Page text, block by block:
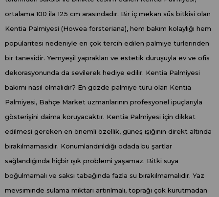
ortalama 100 ila 125 cm arasındadır. Bir iç mekan süs bitkisi olan
Kentia Palmiyesi (Howea forsteriana), hem bakım kolaylığı hem
popülaritesi nedeniyle en çok tercih edilen palmiye türlerinden
bir tanesidir. Yemyeşil yaprakları ve estetik duruşuyla ev ve ofis
dekorasyonunda da sevilerek hediye edilir. Kentia Palmiyesi
bakımı nasıl olmalıdır? En gözde palmiye türü olan Kentia
Palmiyesi, Bahçe Market uzmanlarının profesyonel ipuçlarıyla
gösterişini daima koruyacaktır. Kentia Palmiyesi için dikkat
edilmesi gereken en önemli özellik, güneş ışığının direkt altında
bırakılmamasıdır. Konumlandırıldığı odada bu şartlar
sağlandığında hiçbir ışık problemi yaşamaz. Bitki suya
boğulmamalı ve saksı tabağında fazla su bırakılmamalıdır. Yaz
mevsiminde sulama miktarı artırılmalı, toprağı çok kurutmadan